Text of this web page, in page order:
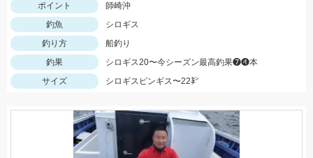
ポイント
師崎沖
釣魚
シロギス
釣り方
船釣り
釣果
シロギス20〜今シーズン最高釣果❼❹本
サイズ
シロギスピンギス〜22㌢